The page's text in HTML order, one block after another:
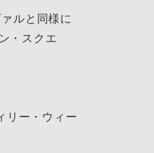
ルと同様に
・スクエ
リー・ウィー